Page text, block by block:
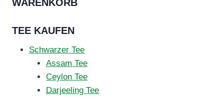
WARENKORB
TEE KAUFEN
Schwarzer Tee
Assam Tee
Ceylon Tee
Darjeeling Tee